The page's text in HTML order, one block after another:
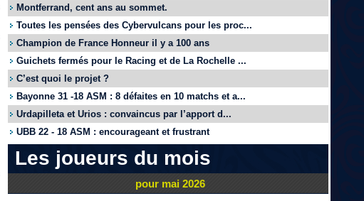
Montferrand, cent ans au sommet.
Toutes les pensées des Cybervulcans pour les proc...
Champion de France Honneur il y a 100 ans
Guichets fermés pour le Racing et de La Rochelle ...
C’est quoi le projet ?
Bayonne 31 -18 ASM : 8 défaites en 10 matchs et a...
Urdapilleta et Urios : convaincus par l’apport d...
UBB 22 - 18 ASM : encourageant et frustrant
Les joueurs du mois
pour mai 2026